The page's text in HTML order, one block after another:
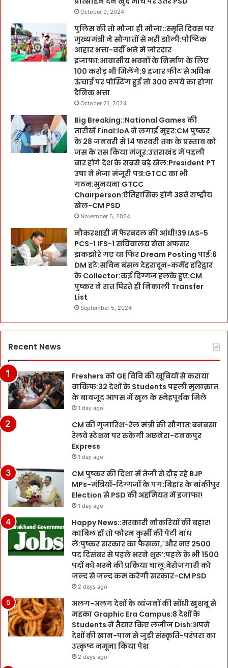
October 9, 2024
पुलिस की तो मौजा ही मौजा::स्मृति दिवस पर
मुख्यमंत्री ने सौगातों से भरी झोली:पौष्टिक
आहार भत्ता-वर्दी भत्ते में जोरदार
इजाफा:आवासीय भवनों के निर्माण के लिए
100 करोड़ भी मिलेंगे:9 हजार फीट से अधिक
ऊंचाई पर पोस्टिंग हुई तो 300 रूपये का होगा
दैनिक भत्ता
October 21, 2024
Big Breaking::National Games की
तारीखें Final:IoA ने लगाईं मुहर:CM पुष्कर
के 28 जनवरी से 14 फरवरी तक के प्रस्ताव को
जस के तस किया मंजूर:उत्तराखंड में पहली
बार होंगे देश के सबसे बड़े खेल:President PT
उषा ने भेजा मंजूरी पत्र:GTCC का भी
गठन:सुनयना GTCC
Chairperson:ऐतिहासिक होंगे 38वें राष्ट्रीय
खेल-CM PSD
November 6, 2024
नौकरशाही में फेरबदल की आंधी!39 IAS-5
PCS-1 IFS-1 सचिवालय सेवा अफसर
झकझोरे गए या फिर Dream Posting पाई:6
DM हटे:सविन बंसल देहरादून-कर्मेंद्र हरिद्वार
के Collector:कई दिग्गज हलके हुए:CM
पुष्कर ने रात घिरते ही निकाली Transfer
List
September 5, 2024
Recent News
Freshers को GE विवि की खूबियों से कराया
वाकिफ:32 देशों के Students पहली मुलाक़ात
के बावजूद आपस में खुल के स्नेहपूर्वक मिले
1 day ago
CM की गुजारिश-रेल मंत्री की सौगात:बनबसा
रेलवे स्टेशन पर रुकेगी अछनेरा-टनकपुर
Express
1 day ago
CM पुष्कर की दिशा में तेजी से दौड़ रहे BJP
MPs-मंत्रियों-दिग्गजों के पग:बिहार के बांकीपुर
Election से PSD की अहमियत में इजाफा!
1 day ago
Happy News::सरकारी नौकरियों की बहार!
काबिल हों तो फौरन कुर्सी की पेटी बांध
लें:पुष्कर सरकार का फैसला,`और नए 2500
पद दिसंबर से पहले भरने शुरू’:पहले के भी 1500
पदों को भरने की प्रक्रिया चालू:बेरोजगारी को
जल्द से जल्द कम करेगी सरकार-CM PSD
2 days ago
अलग-अलग देशों के व्यंजनों की सोंधी खुशबू से
महका Graphic Era Campus:8 देशों के
Students ने तैयार किए लजीज Dish:अपने
देशों की खान-पान से जुड़ी संस्कृति-परंपरा का
उत्कृष्ट नमूना किया पेश
2 days ago